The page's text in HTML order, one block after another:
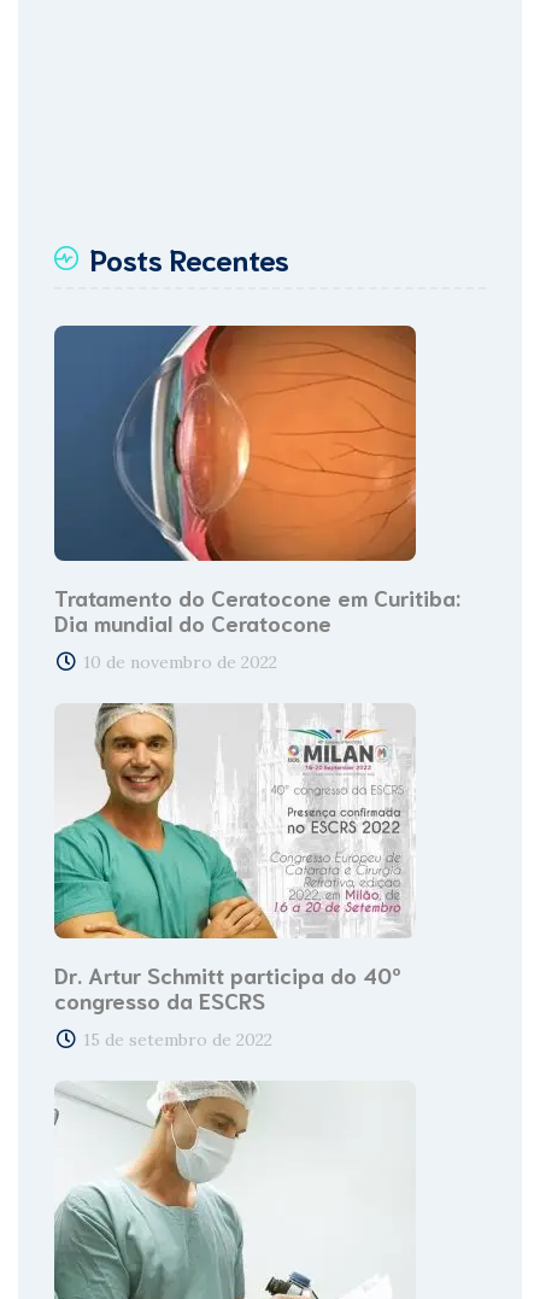
Posts Recentes
Tratamento do Ceratocone em Curitiba:
Dia mundial do Ceratocone
10 de novembro de 2022
Dr. Artur Schmitt participa do 40º
congresso da ESCRS
15 de setembro de 2022